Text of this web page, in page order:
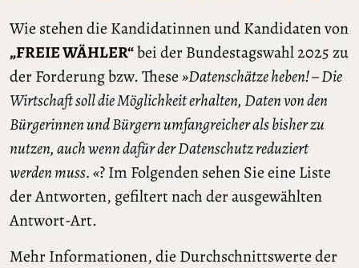
Wie stehen die Kandidatinnen und Kandidaten von
„FREIE WÄHLER“bei der Bundestagswahl 2025 zu
der Forderung bzw. These»Datenschätze heben! – Die
Wirtschaft soll die Möglichkeit erhalten, Daten von den
Bürgerinnen und Bürgern umfangreicher als bisher zu
nutzen, auch wenn dafür der Datenschutz reduziert
werden muss. «? Im Folgenden sehen Sie eine Liste
der Antworten, gefiltert nach der ausgewählten
Antwort-Art.
Mehr Informationen, die Durchschnittswerte der